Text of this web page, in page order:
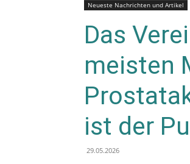
Neueste Nachrichten und Artikel
Das
meisten
ist der
29.05.2026